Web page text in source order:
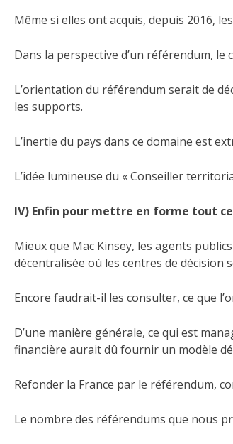
Même si elles ont acquis, depuis 2016,
Dans la perspective d’un référendum,
L’orientation du référendum serait de
les supports.
L’inertie du pays dans ce domaine est
L’idée lumineuse du « Conseiller
IV) Enfin pour mettre en forme tout
Mieux que Mac Kinsey, les agents
décentralisée où les centres de décision
Encore faudrait-il les consulter, ce que
D’une manière générale, ce qui est
financière aurait dû fournir un modèle
Refonder la France par le référendum,
Le nombre des référendums que nous